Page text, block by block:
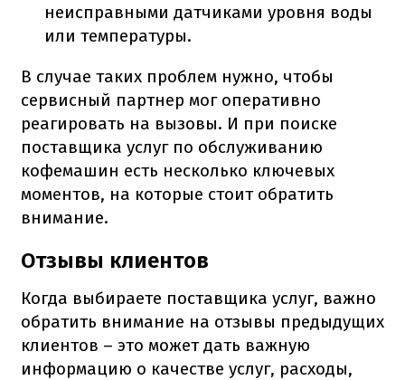
неисправными датчиками уровня воды
или температуры.
В случае таких проблем нужно, чтобы
сервисный партнер мог оперативно
реагировать на вызовы. И при поиске
поставщика услуг по обслуживанию
кофемашин есть несколько ключевых
моментов, на которые стоит обратить
внимание.
Отзывы клиентов
Когда выбираете поставщика услуг, важно
обратить внимание на отзывы предыдущих
клиентов – это может дать важную
информацию о качестве услуг, расходы,